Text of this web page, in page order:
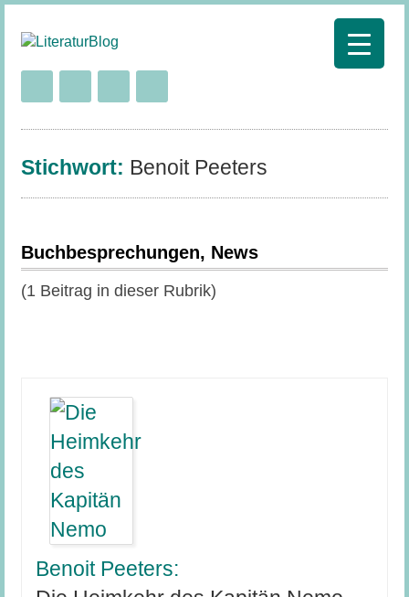
Stichwort: Benoit Peeters
Buchbesprechungen, News
(1 Beitrag in dieser Rubrik)
Benoit Peeters: